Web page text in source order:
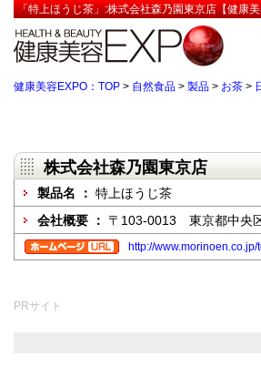
「特上ほうじ茶」:株式会社森乃園東京店【健康
健康美容EXPO：TOP > 自然食品 > 製品 > お茶 >
株式会社森乃園東京店
製品名 ： 特上ほうじ茶
会社概要 ： 〒103-0013 東京都中央
http://www.morinoen.co.jp/
PRサイト